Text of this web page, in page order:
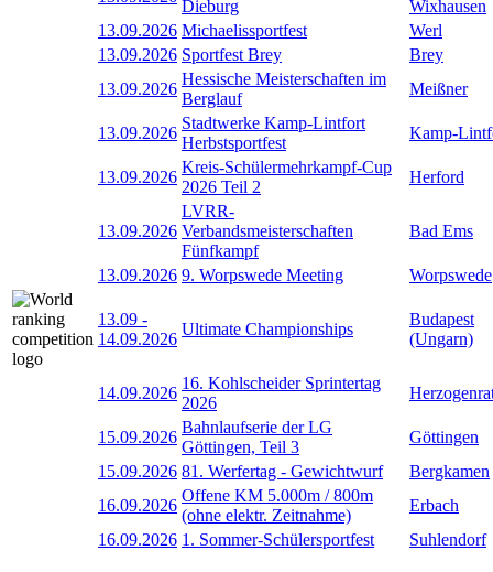
Dieburg
Wixhausen
13.09.2026 Michaelissportfest
Werl
13.09.2026 Sportfest Brey
Brey
13.09.2026
Hessische Meisterschaften im
Berglauf
Meißner
13.09.2026
Stadtwerke Kamp-Lintfort
Herbstsportfest
Kamp-
13.09.2026
Kreis-Schülermehrkampf-Cup
2026 Teil 2
Herford
13.09.2026
LVRR-
Verbandsmeisterschaften
Fünfkampf
Bad Ems
13.09.2026 9. Worpswede Meeting Worpswede
13.09 -
14.09.2026
Ultimate Championships
Budapest
(Ungarn)
14.09.2026
16. Kohlscheider Sprintertag
2026
15.09.2026
Bahnlaufserie der LG
Göttingen, Teil 3
Göttingen
15.09.2026 81. Werfertag - Gewichtwurf
Bergkamen
16.09.2026
Offene KM 5.000m / 800m
(ohne elektr. Zeitnahme)
Erbach
16.09.2026 1. Sommer-Schülersportfest Suhlendorf